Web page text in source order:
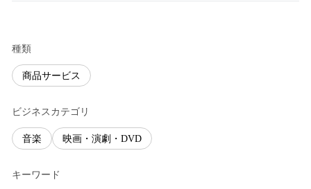
種類
商品サービス
ビジネスカテゴリ
音楽 映画・演劇・DVD
キーワード